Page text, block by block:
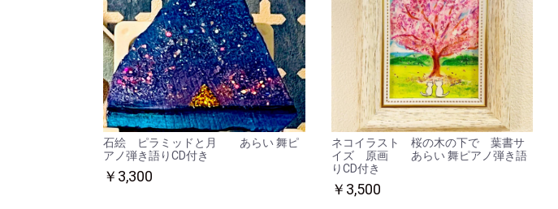
石絵 ピラミッドと月 あらい 舞ピ
アノ弾き語りCD付き
￥3,300
ネコイラスト 桜の木の下で 葉書サ
イズ 原画 あらい 舞ピアノ弾き語
りCD付き
￥3,500